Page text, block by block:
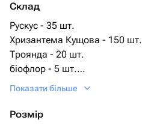
Склад
Рускус - 35 шт.
Хризантема Кущова - 150 шт.
Троянда - 20 шт.
біофлор - 5 шт.
подставка под венок - 1 шт.
Показати більше
Розмір